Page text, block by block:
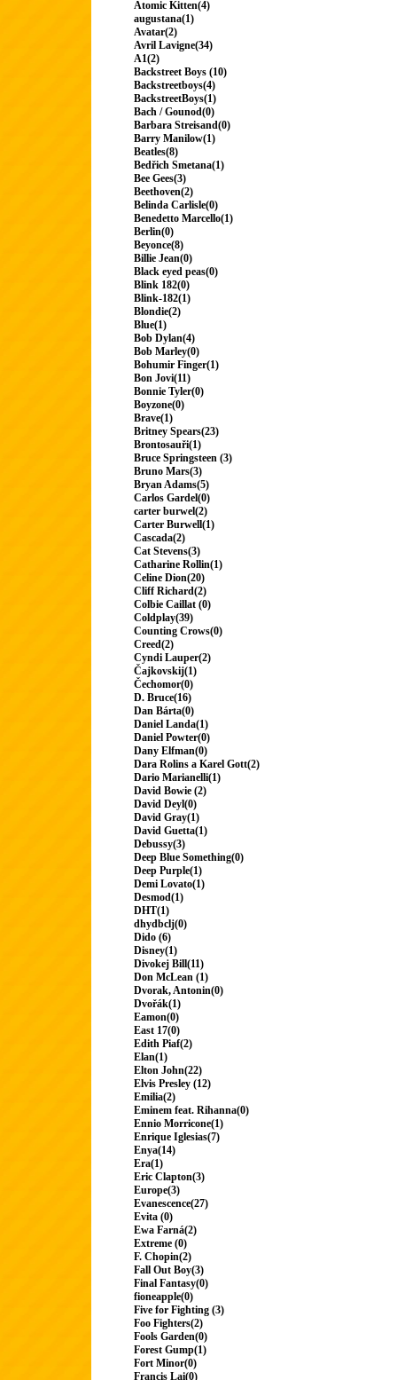
Atomic Kitten(4)
augustana(1)
Avatar(2)
Avril Lavigne(34)
A1(2)
Backstreet Boys (10)
Backstreetboys(4)
BackstreetBoys(1)
Bach / Gounod(0)
Barbara Streisand(0)
Barry Manilow(1)
Beatles(8)
Bedřich Smetana(1)
Bee Gees(3)
Beethoven(2)
Belinda Carlisle(0)
Benedetto Marcello(1)
Berlin(0)
Beyonce(8)
Billie Jean(0)
Black eyed peas(0)
Blink 182(0)
Blink-182(1)
Blondie(2)
Blue(1)
Bob Dylan(4)
Bob Marley(0)
Bohumir Finger(1)
Bon Jovi(11)
Bonnie Tyler(0)
Boyzone(0)
Brave(1)
Britney Spears(23)
Brontosauři(1)
Bruce Springsteen (3)
Bruno Mars(3)
Bryan Adams(5)
Carlos Gardel(0)
carter burwel(2)
Carter Burwell(1)
Cascada(2)
Cat Stevens(3)
Catharine Rollin(1)
Celine Dion(20)
Cliff Richard(2)
Colbie Caillat (0)
Coldplay(39)
Counting Crows(0)
Creed(2)
Cyndi Lauper(2)
Čajkovskij(1)
Čechomor(0)
D. Bruce(16)
Dan Bárta(0)
Daniel Landa(1)
Daniel Powter(0)
Dany Elfman(0)
Dara Rolins a Karel Gott(2)
Dario Marianelli(1)
David Bowie (2)
David Deyl(0)
David Gray(1)
David Guetta(1)
Debussy(3)
Deep Blue Something(0)
Deep Purple(1)
Demi Lovato(1)
Desmod(1)
DHT(1)
dhydbclj(0)
Dido (6)
Disney(1)
Divokej Bill(11)
Don McLean (1)
Dvorak, Antonin(0)
Dvořák(1)
Eamon(0)
East 17(0)
Edith Piaf(2)
Elan(1)
Elton John(22)
Elvis Presley (12)
Emilia(2)
Eminem feat. Rihanna(0)
Ennio Morricone(1)
Enrique Iglesias(7)
Enya(14)
Era(1)
Eric Clapton(3)
Europe(3)
Evanescence(27)
Evita (0)
Ewa Farná(2)
Extreme (0)
F. Chopin(2)
Fall Out Boy(3)
Final Fantasy(0)
fioneapple(0)
Five for Fighting (3)
Foo Fighters(2)
Fools Garden(0)
Forest Gump(1)
Fort Minor(0)
Francis Lai(0)